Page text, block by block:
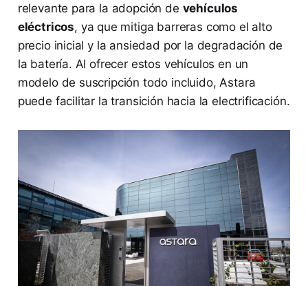
relevante para la adopción de vehículos
eléctricos, ya que mitiga barreras como el alto
precio inicial y la ansiedad por la degradación de
la batería. Al ofrecer estos vehículos en un
modelo de suscripción todo incluido, Astara
puede facilitar la transición hacia la electrificación.